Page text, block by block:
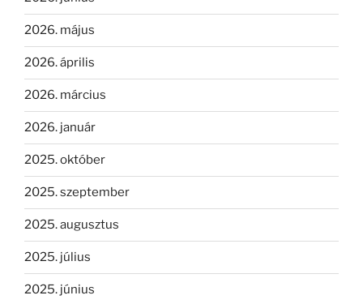
2026. május
2026. április
2026. március
2026. január
2025. október
2025. szeptember
2025. augusztus
2025. július
2025. június